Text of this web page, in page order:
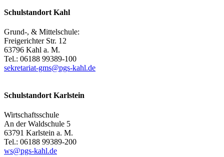
Schulstandort Kahl
Grund-, & Mittelschule:
Freigerichter Str. 12
63796 Kahl a. M.
Tel.: 06188 99389-100
sekretariat-gms@pgs-kahl.de
Schulstandort Karlstein
Wirtschaftsschule
An der Waldschule 5
63791 Karlstein a. M.
Tel.: 06188 99389-200
ws@pgs-kahl.de